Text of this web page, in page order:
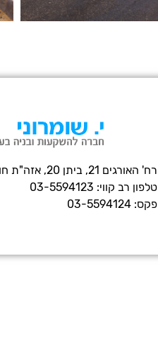
רח' האורגים 21, ביתן 20, אזה"ת חולון
טלפון רב קווי: 03-5594123
פקס: 03-5594124